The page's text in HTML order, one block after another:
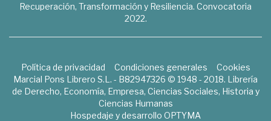
Recuperación, Transformación y Resiliencia. Convocatoria
2022.
Política de privacidad Condiciones generales
Cookies
Marcial Pons Librero S.L. - B82947326 © 1948 - 2018. Librería
de Derecho, Economía, Empresa, Ciencias Sociales, Historia y
Ciencias Humanas
Hospedaje y desarrollo OPTYMA